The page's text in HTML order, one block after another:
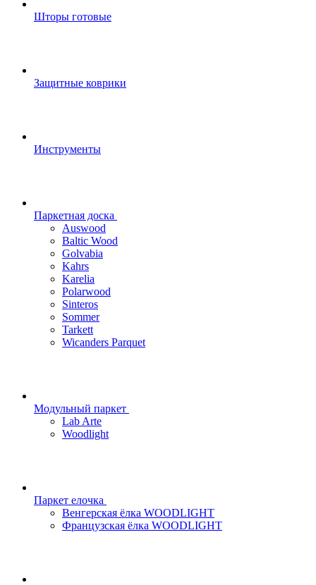
Шторы готовые
Защитные коврики
Инструменты
Паркетная доска
Auswood
Baltic Wood
Golvabia
Kahrs
Karelia
Polarwood
Sinteros
Sommer
Tarkett
Wicanders Parquet
Модульный паркет
Lab Arte
Woodlight
Паркет елочка
Венгерская ёлка WOODLIGHT
Французская ёлка WOODLIGHT